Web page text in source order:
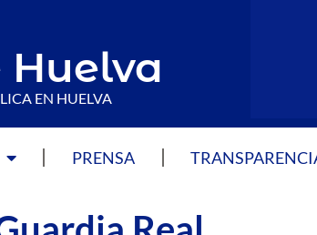
Huelva
EN HUELVA
PRENSA